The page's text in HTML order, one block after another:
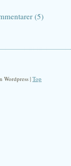
(5)
Wordpress | Top